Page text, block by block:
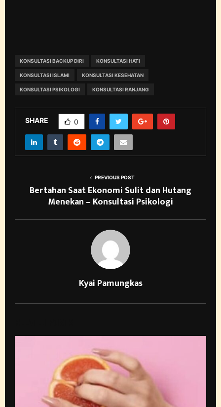
KONSULTASI BACKUP DIRI KONSULTASI HATI
KONSULTASI ISLAMI KONSULTASI KESEHATAN
KONSULTASI PSIKOLOGI KONSULTASI RANJANG
SHARE 0
PREVIOUS POST
Bertahan Saat Ekonomi Sulit dan Hutang
Menekan – Konsultasi Psikologi
Kyai Pamungkas